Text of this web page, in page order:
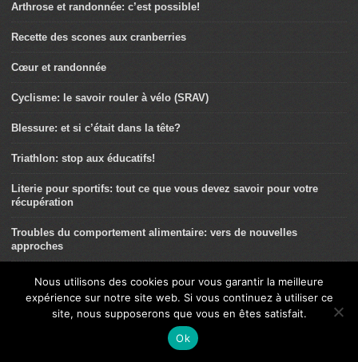
Arthrose et randonnée: c’est possible!
Recette des scones aux cranberries
Cœur et randonnée
Cyclisme: le savoir rouler à vélo (SRAV)
Blessure: et si c’était dans la tête?
Triathlon: stop aux éducatifs!
Literie pour sportifs: tout ce que vous devez savoir pour votre
récupération
Troubles du comportement alimentaire: vers de nouvelles
approches
La course à pied, prescrite par votre médecin
VOYAGE: une aventure sud-américaine
L’intérêt d’une bonne récupération
Nous utilisons des cookies pour vous garantir la meilleure
expérience sur notre site web. Si vous continuez à utiliser ce
site, nous supposerons que vous en êtes satisfait.
Ok